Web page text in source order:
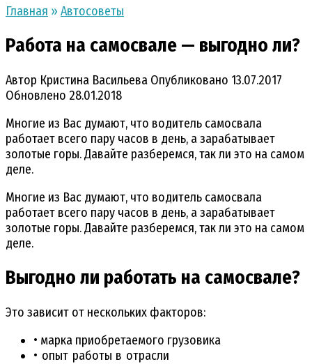
Главная » Автосоветы
Работа на самосвале — выгодно ли?
Автор Кристина Васильева Опубликовано 13.07.2017
Обновлено 28.01.2018
Многие из Вас думают, что водитель самосвала
работает всего пару часов в день, а зарабатывает
золотые горы. Давайте разберемся, так ли это на самом
деле.
Многие из Вас думают, что водитель самосвала
работает всего пару часов в день, а зарабатывает
золотые горы. Давайте разберемся, так ли это на самом
деле.
Выгодно ли работать на самосвале?
Это зависит от нескольких факторов:
• марка приобретаемого грузовика
• опыт работы в отрасли